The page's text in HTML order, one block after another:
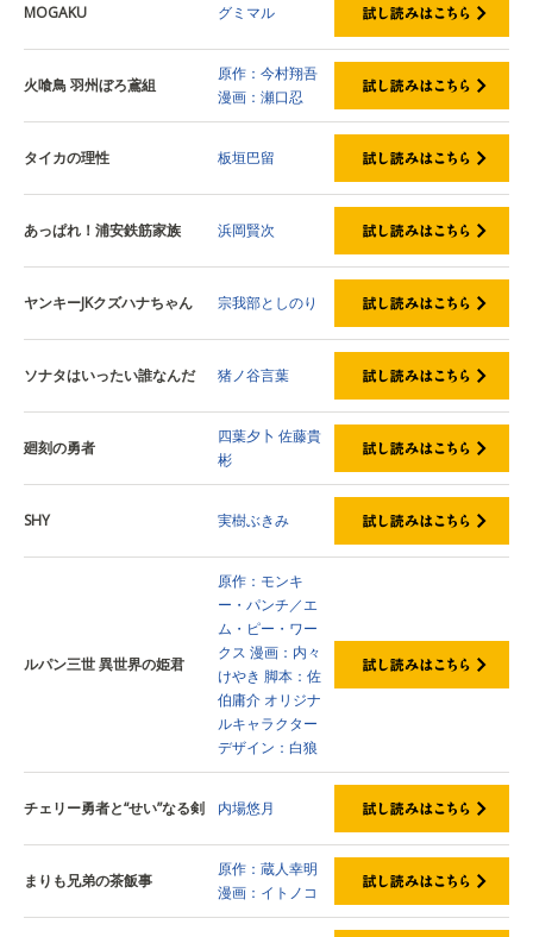
MOGAKU グミマル
火喰鳥 羽州ぼろ鳶組
原作：今村翔吾
漫画：瀬口忍
タイカの理性 板垣巴留
あっぱれ！浦安鉄筋家族 浜岡賢次
ヤンキーJKクズハナちゃん 宗我部としのり
ソナタはいったい誰なんだ 猪ノ谷言葉
廻刻の勇者
四葉夕卜 佐藤貴
彬
SHY 実樹ぶきみ
ルパン三世 異世界の姫君
原作：モンキ
ー・パンチ／エ
ム・ピー・ワー
クス 漫画：内々
けやき 脚本：佐
伯庸介 オリジナ
ルキャラクター
デザイン：白狼
チェリー勇者と“せい”なる剣 内場悠月
まりも兄弟の茶飯事
原作：蔵人幸明
漫画：イトノコ